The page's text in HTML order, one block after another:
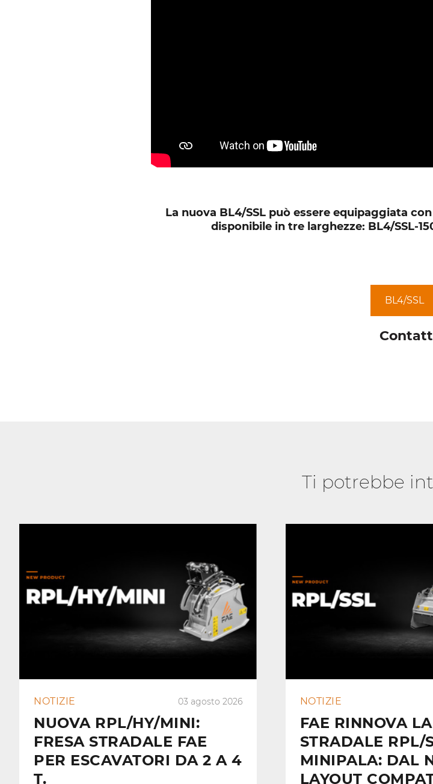
La nuova BL4/SSL può essere equipaggiata
disponibile in tre larghezze: BL4/SSL-
BL4/SSL
Ti potrebbe
NOTIZIE 03 agosto 2026
NUOVA RPL/HY/MINI:
FRESA STRADALE FAE
PER ESCAVATORI DA 2 A 4
T.
NOTIZIE
FAE RINNOVA
STRADALE RPL/
MINIPALA: DAL
LAYOUT